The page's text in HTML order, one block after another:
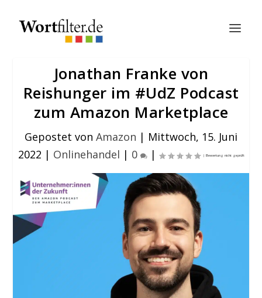
Jonathan Franke von
Reishunger im #UdZ Podcast
zum Amazon Marketplace
Gepostet von Amazon | Mittwoch, 15. Juni
2022 | Onlinehandel | 0 |